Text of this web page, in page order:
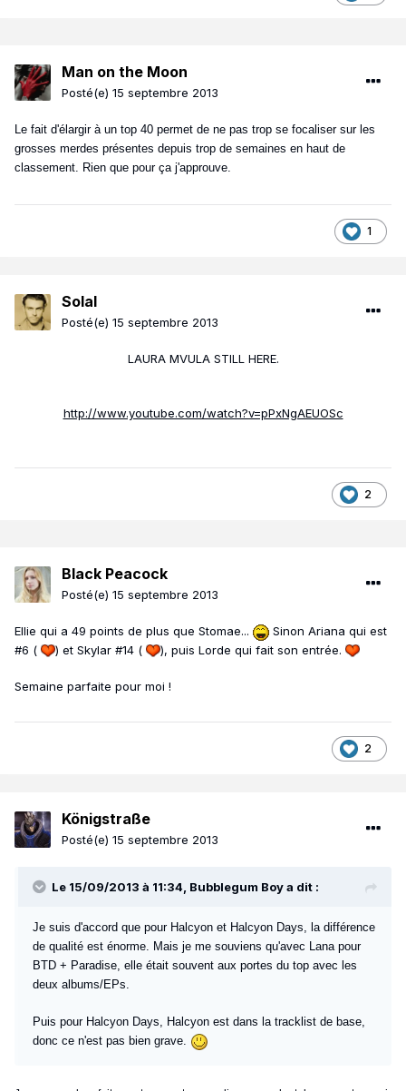
Man on the Moon
Posté(e) 15 septembre 2013
Le fait d'élargir à un top 40 permet de ne pas trop se focaliser sur les
grosses merdes présentes depuis trop de semaines en haut de
classement. Rien que pour ça j'approuve.
1
Solal
Posté(e) 15 septembre 2013
LAURA MVULA STILL HERE.
http://www.youtube.com/watch?v=pPxNgAEUOSc
2
Black Peacock
Posté(e) 15 septembre 2013
Ellie qui a 49 points de plus que Stomae...
Sinon Ariana qui est
#6 (
) et Skylar #14 ( ), puis Lorde qui fait son entrée.
Semaine parfaite pour moi !
2
Königstraße
Posté(e) 15 septembre 2013
Le 15/09/2013 à 11:34, Bubblegum Boy a dit :
Je suis d'accord que pour Halcyon et Halcyon Days, la différence
de qualité est énorme. Mais je me souviens qu'avec Lana pour
BTD + Paradise, elle était souvent aux portes du top avec les
deux albums/EPs.
Puis pour Halcyon Days, Halcyon est dans la tracklist de base,
donc ce n'est pas bien grave.